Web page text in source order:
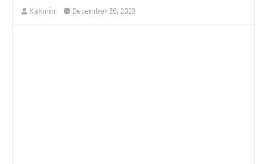
Kakmim December 26, 2023